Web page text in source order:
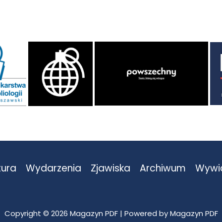
Wydarzenia Zjawiska Archiwum
Copyright © 2026 Magazyn PDF | Powered by Magazyn PDF